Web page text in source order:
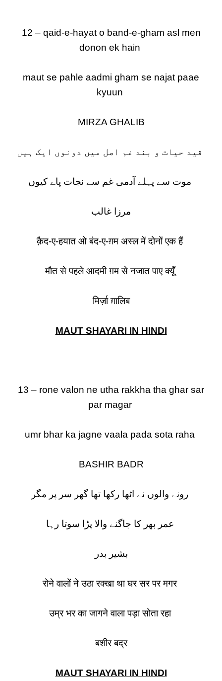
12 – qaid-e-hayat o band-e-gham asl men
donon ek hain
maut se pahle aadmi gham se najat paae
kyuun
MIRZA GHALIB
مرزا غالب
क़ैद-ए-हयात ओ बंद-ए-ग़म अस्ल में दोनों एक हैं
मौत से पहले आदमी ग़म से नजात पाए क्यूँ
मिर्ज़ा ग़ालिब
MAUT SHAYARI IN HINDI
13 – rone valon ne utha rakkha tha ghar sar
par magar
umr bhar ka jagne vaala pada sota raha
BASHIR BADR
بشیر بدر
रोने वालों ने उठा रक्खा था घर सर पर मगर
उम्र भर का जागने वाला पड़ा सोता रहा
बशीर बद्र
MAUT SHAYARI IN HINDI